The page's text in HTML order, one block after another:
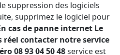
suppression des logiciels
supprimez le logiciel pour
cas de panne internet Le
réel contacter notre service
08 93 04 50 48service est